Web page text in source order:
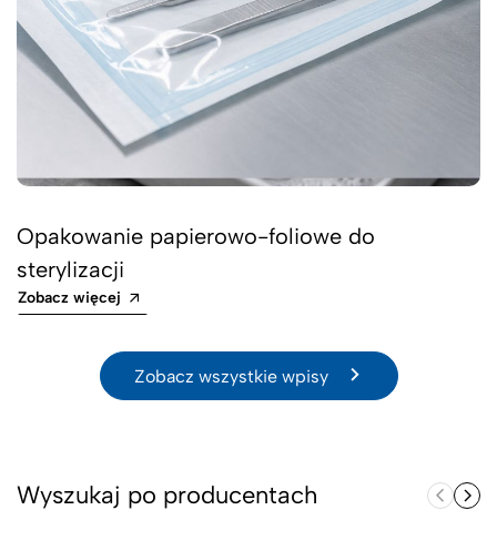
Opakowanie papierowo-foliowe do
sterylizacji
Zobacz więcej
Zobacz wszystkie wpisy
Wyszukaj po producentach